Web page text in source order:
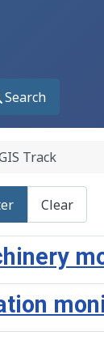
Search
Track
Clear